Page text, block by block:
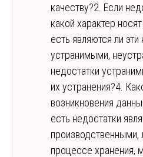
качеству?2. Если
какой характер
есть являются ли эти
устранимыми,
недостатки
их устранения?4.
возникновения
есть недостатки
производственными,
процессе хранения,